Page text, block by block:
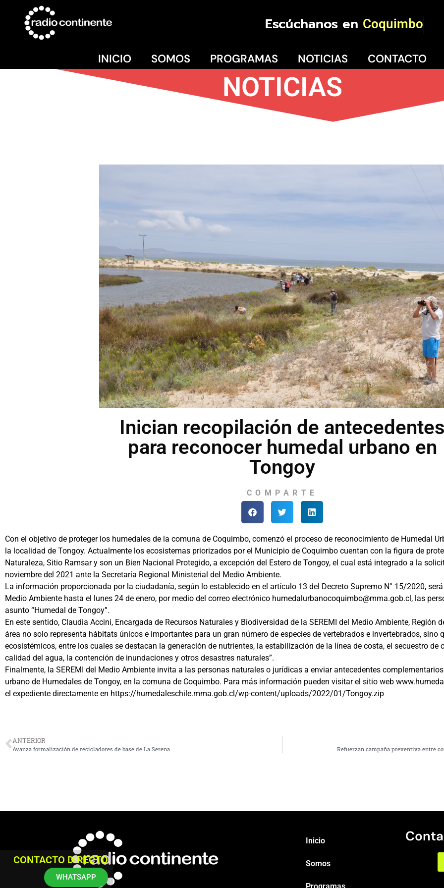
Escúchanos en Coquimbo
INICIO SOMOS PROGRAMAS NOTICIAS CONTACTO
NOTICIAS
Inician recopilación de
para reconocer humedal urbano en
Tongoy
COMPARTE
Con el objetivo de proteger los humedales de la comuna de Coquimbo, comenzó el proceso de reconocimiento de Humedal
la localidad de Tongoy. Actualmente los ecosistemas priorizados por el Municipio de Coquimbo cuentan con la figura de
Naturaleza, Sitio Ramsar y son un Bien Nacional Protegido, a excepción del Estero de Tongoy, el cual está integrado a la
noviembre del 2021 ante la Secretaría Regional Ministerial del Medio Ambiente.
La información proporcionada por la ciudadanía, según lo establecido en el artículo 13 del Decreto Supremo N° 15/2020,
Medio Ambiente hasta el lunes 24 de enero, por medio del correo electrónico humedalurbanocoquimbo@mma.gob.cl, las
asunto “Humedal de Tongoy”.
En este sentido, Claudia Accini, Encargada de Recursos Naturales y Biodiversidad de la SEREMI del Medio Ambiente, Región
área no solo representa hábitats únicos e importantes para un gran número de especies de vertebrados e invertebrados, sino
ecosistémicos, entre los cuales se destacan la generación de nutrientes, la estabilización de la línea de costa, el secuestro de
calidad del agua, la contención de inundaciones y otros desastres naturales”.
Finalmente, la SEREMI del Medio Ambiente invita a las personas naturales o jurídicas a enviar antecedentes
urbano de Humedales de Tongoy, en la comuna de Coquimbo. Para más información pueden visitar el sitio web
el expediente directamente en https://humedaleschile.mma.gob.cl/wp-content/uploads/2022/01/Tongoy.zip
ANTERIOR
Avanza formalización de recicladores de base de La Serena Refuerzan campaña preventiva entre
Inicio
Somos
Programas
CONTACTO DIRECTO
WHATSAPP